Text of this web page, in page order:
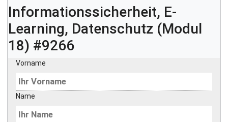
Informationssicherheit, E-
Learning, Datenschutz (Modul
18) #9266
Vorname
Name